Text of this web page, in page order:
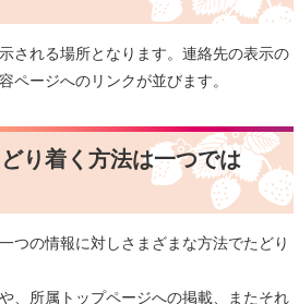
される場所となります。連絡先の表示の
ページへのリンクが並びます。
り着く方法は一つでは
つの情報に対しさまざまな方法でたどり
、所属トップページへの掲載、またそれ